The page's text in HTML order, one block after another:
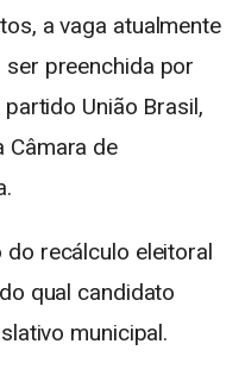
a vaga atualmente
ser preenchida por
União Brasil,
Câmara de
do recálculo eleitoral
qual candidato
municipal.